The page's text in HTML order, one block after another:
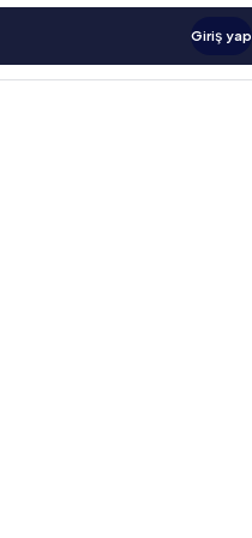
Giriş yap